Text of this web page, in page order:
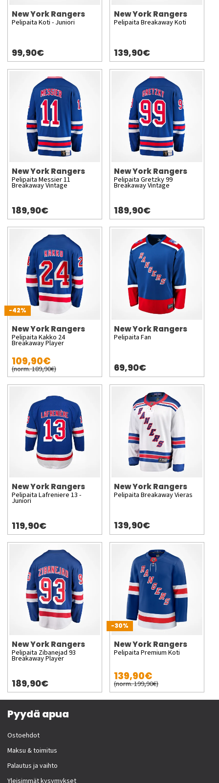
New York Rangers
Pelipaita Koti - Juniori
99,90€
New York Rangers
Pelipaita Breakaway Koti
139,90€
New York Rangers
Pelipaita Messier 11
Breakaway Vintage
189,90€
New York Rangers
Pelipaita Gretzky 99
Breakaway Vintage
189,90€
-42%
New York Rangers
Pelipaita Kakko 24
Breakaway Player
109,90€
(norm. 189,90€)
New York Rangers
Pelipaita Fan
69,90€
New York Rangers
Pelipaita Lafreniere 13 -
Juniori
119,90€
New York Rangers
Pelipaita Breakaway Vieras
139,90€
New York Rangers
Pelipaita Zibanejad 93
Breakaway Player
189,90€
-30%
New York Rangers
Pelipaita Premium Koti
139,90€
(norm. 199,90€)
Pyydä apua
Ostoehdot
Maksu & toimitus
Palautus ja vaihto